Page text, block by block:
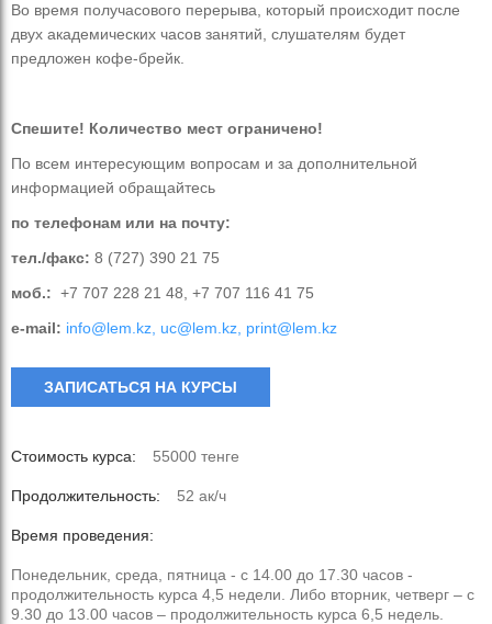
Во время получасового перерыва, который происходит после
двух академических часов занятий, слушателям будет
предложен кофе-брейк.
Спешите! Количество мест ограничено!
По всем интересующим вопросам и за дополнительной
информацией обращайтесь
по телефонам или на почту:
тел./факс: 8 (727) 390 21 75
моб.: +7 707 228 21 48, +7 707 116 41 75
e-mail: info@lem.kz, uc@lem.kz, print@lem.kz
ЗАПИСАТЬСЯ НА КУРСЫ
Стоимость курса: 55000 тенге
Продолжительность: 52 ак/ч
Время проведения:
Понедельник, среда, пятница - с 14.00 до 17.30 часов -
продолжительность курса 4,5 недели. Либо вторник, четверг – с
9.30 до 13.00 часов – продолжительность курса 6,5 недель.